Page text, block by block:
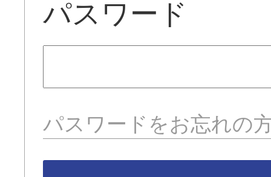
パスワード
パスワードをお忘れの